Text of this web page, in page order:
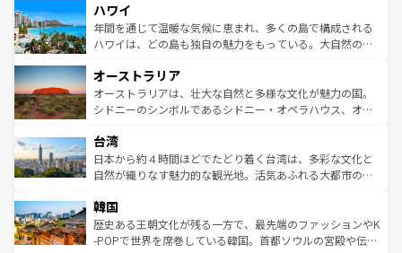
ば市内交通費無料で観光を楽しむこともできる。 なお、新
着のスイス情報はコンテンツ一覧 を参照してほしい。
のような巨大都市は、観光、ショッピング、エンターテイ
ンメントが詰まった刺激的なスポットだ。一方、アメリカ
西部には大自然が広がり、グランドキャニオンやイエロー
部のニューオーリンズでは、音楽と美食が融合した独特の
文化が魅力。旅行者はアメリカの各地域で異なる魅力を楽
しみながら、その多様性と豊かな歴史を感じることができ
ならではの贅沢な旅のスタイルだ。 なお、新着のアメリカ
情報はコンテンツ一覧を参照してほしい。
ハワイ
年間を通じて温暖な気候に恵まれ、多くの島で構成される
ハワイは、どの島も独自の魅力をもっている。大自然の神
ワイ島は見逃せない。また、定番の観光地といえばオアフ
島だが、静かな自然を求めるならマウイ島やカウアイ島が
おすすめ。エメラルドグリーンに輝く海をはじめ、豊かな
れるおもてなしの心で訪れる人々を迎えてくれるハワイの
人々、おいしいローカルフードやハワイアンミュージッ
ク、伝統的なフラダンスなど、すべてがハワイの魅力を彩
ワイを、存分に味わってほしい。 なお、新着のハワイ情報
はコンテンツ一覧を参照してほしい。
オーストラリア
オーストラリアは、壮大な自然と多様な文化が魅力の国。
シドニーのシンボルであるシドニー・オペラハウス、オー
リアリーフや大陸中央部にそびえるウルル（エアーズロッ
ク）、タスマニアの美しい原生林やケアンズの熱帯雨林な
ど、見どころがたくさん。また、カフェやワイン、オージ
いる。アクティビティも充実しており、サーフィンやダイ
ビング、ハイキングなど、アウトドア好きにはたまらな
い。オーストラリアの多彩な魅力を存分に味わいつくそ
台湾
日本から約４時間ほどでたどり着く台湾は、多彩な文化と
自然が織りなす魅力的な観光地。活気あふれる大都市の台
ン）、静ひつな山岳地帯である台湾東部など、都市の喧騒
と山間の静けさが共存しており、訪れる人に新しい発見と
驚きをもたらしてくれる。また、奥深い台湾の食文化も魅
韓国
歴史ある王朝文化が残る一方で、最先端のファッションやK
-POPで世界を席巻している韓国。首都ソウルの宮殿や伝統